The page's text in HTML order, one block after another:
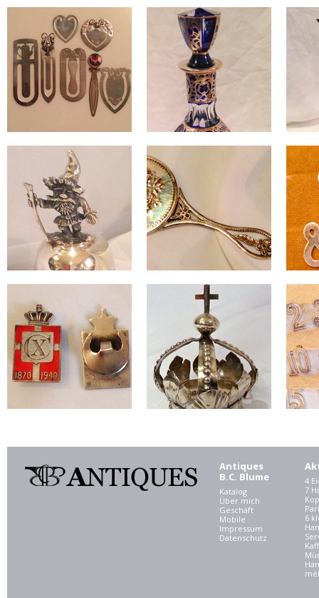
Antiques
B.C. Blume
Katalog
Über mich
Geschäft
Mobile
Impressum
Datenschutz
4
7
6